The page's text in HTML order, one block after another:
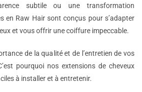
subtile ou une transformation
en Raw Hair sont conçus pour s’adapter
et vous offrir une coiffure impeccable.
de la qualité et de l’entretien de vos
pourquoi nos extensions de cheveux
à installer et à entretenir.